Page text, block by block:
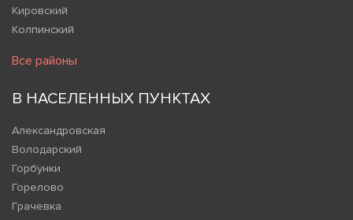
Кировский
Колпинский
Все районы
В НАСЕЛЕННЫХ ПУНКТАХ
Александровская
Володарский
Горбунки
Горелово
Грачевка